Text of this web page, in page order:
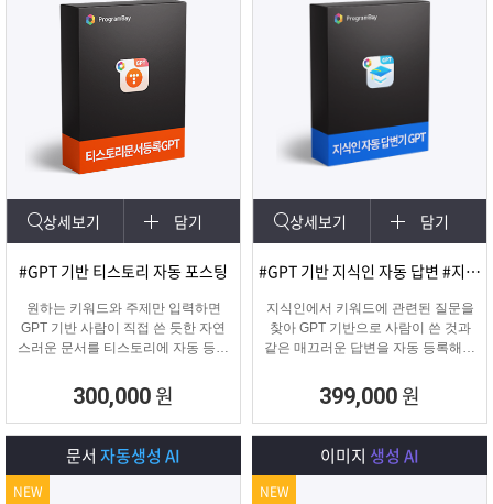
상세보기 담기
#GPT 기반 티스토리 자동 포스팅
원하는 키워드와 주제만 입력하면
GPT 기반 사람이 직접 쓴 듯한 자연
스러운 문서를 티스토리에 자동 등록
티스토리 육성용, 콘텐츠 마케터, 업
체 홍보에 적합한 마케팅 프로그램
입니다.
300,000 원
상세보기 담기
#GPT 기반 지식인 자동 답변 #지식인마케팅
지식인에서 키워드에 관련된 질문을
찾아 GPT 기반으로 사람이 쓴 것과
같은 매끄러운 답변을 자동 등록해주
399,000 원
문서 자동생성 AI
NEW
이미지 생성 AI
NEW